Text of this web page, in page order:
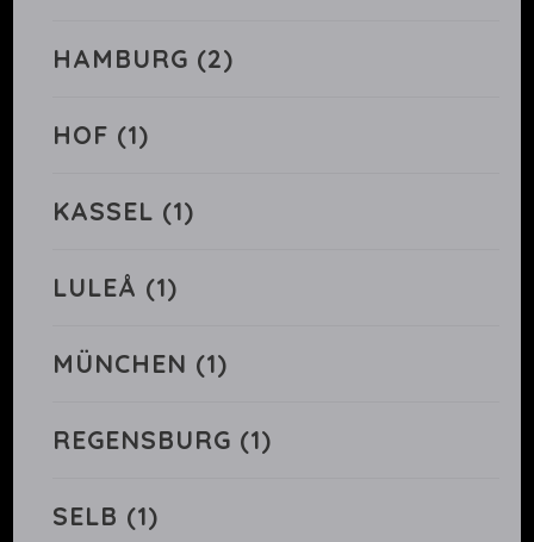
HAMBURG (2)
HOF (1)
KASSEL (1)
LULEÅ (1)
MÜNCHEN (1)
REGENSBURG (1)
SELB (1)